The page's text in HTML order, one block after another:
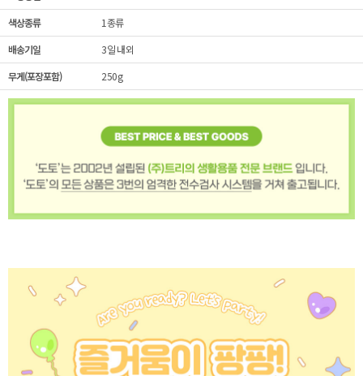
색상종류
1종류
배송기일
3일 내외
무게(포장포함)
250g